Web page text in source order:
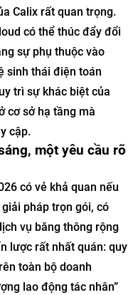
Calix rất quan trọng.
có thể thúc đẩy đổi
sự phụ thuộc vào
sinh thái điện toán
trì sự khác biệt của
cơ sở hạ tầng mà
cập.
một yêu cầu rõ
có vẻ khả quan nếu
pháp trọn gói, có
vụ băng thông rộng
lược rất nhất quán: quy
toàn bộ doanh
lao động tác nhân”